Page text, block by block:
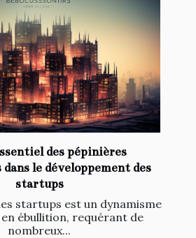
des pépinières
le développement des
startups
startups est un dynamisme
ébullition, requérant de
nombreux...